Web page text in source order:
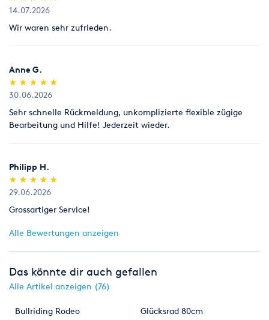
14.07.2026
Wir waren sehr zufrieden.
Anne G.
(*)
★
★
(*) ★
★
(*) ★
★
(*) ★
★
(*) ★
★
30.06.2026
Sehr schnelle Rückmeldung, unkomplizierte flexible zügige
Bearbeitung und Hilfe! Jederzeit wieder.
Philipp H.
(*)
★
★
(*) ★
★
(*) ★
★
(*) ★
★
(*) ★
★
29.06.2026
Grossartiger Service!
Alle Bewertungen anzeigen
Das könnte dir auch gefallen
Alle Artikel anzeigen (76)
Bullriding Rodeo
Glücksrad 80cm